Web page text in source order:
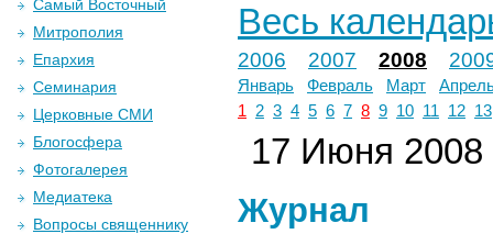
Весь
2006 2007 2008
Январь Февраль Март
1
2 3 4 5 6 7 8 9 10 11 12 13
17 Июня 2008
Журнал
Самый Восточный
Митрополия
Епархия
Семинария
Церковные СМИ
Блогосфера
Фотогалерея
Медиатека
Вопросы священнику